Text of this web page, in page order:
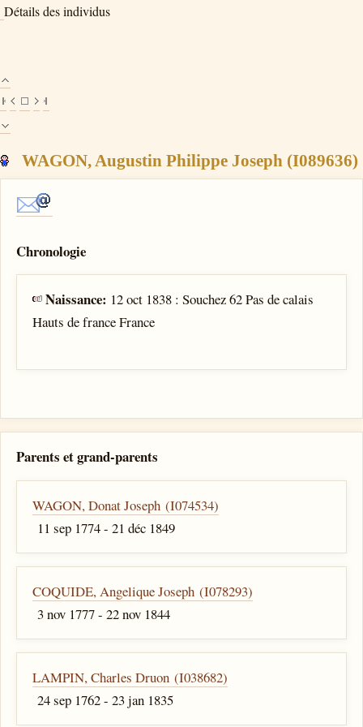
Détails des individus
WAGON, Augustin Philippe Joseph (I089636)
Chronologie
Naissance: 12 oct 1838 : Souchez 62 Pas de calais
Hauts de france France
Parents et grand-parents
WAGON, Donat Joseph (I074534)
11 sep 1774 - 21 déc 1849
COQUIDE, Angelique Joseph (I078293)
3 nov 1777 - 22 nov 1844
LAMPIN, Charles Druon (I038682)
24 sep 1762 - 23 jan 1835